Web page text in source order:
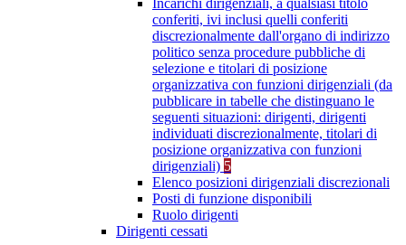
Incarichi dirigenziali, a qualsiasi titolo
conferiti, ivi inclusi quelli conferiti
discrezionalmente dall'organo di indirizzo
politico senza procedure pubbliche di
selezione e titolari di posizione
organizzativa con funzioni dirigenziali (da
pubblicare in tabelle che distinguano le
seguenti situazioni: dirigenti, dirigenti
individuati discrezionalmente, titolari di
posizione organizzativa con funzioni
dirigenziali) 5
Elenco posizioni dirigenziali discrezionali
Posti di funzione disponibili
Ruolo dirigenti
Dirigenti cessati